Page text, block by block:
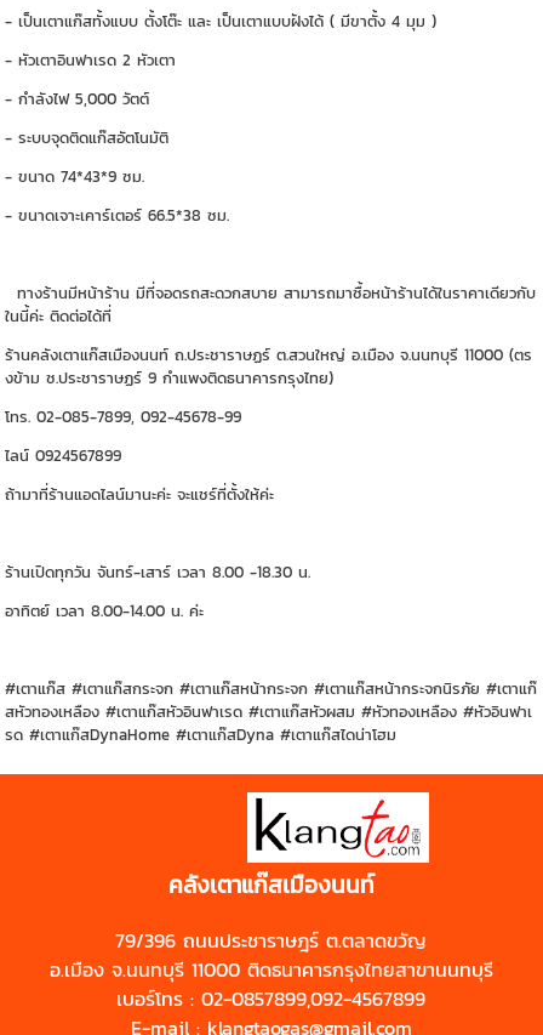
- เป็นเตาแก๊สทั้งแบบ ตั้งโต๊ะ และ เป็นเตาแบบฝังได้ ( มีขาตั้ง 4 มุม )
- หัวเตาอินฟาเรด 2 หัวเตา
- กำลังไฟ 5,000 วัตต์
- ระบบจุดติดแก๊สอัตโนมัติ
- ขนาด 74*43*9 ซม.
- ขนาดเจาะเคาร์เตอร์ 66.5*38 ซม.
ทางร้านมีหน้าร้าน มีที่จอดรถสะดวกสบาย สามารถมาซื้อหน้าร้านได้ในราคาเดียวกับ
ในนี้ค่ะ ติดต่อได้ที่
ร้านคลังเตาแก๊สเมืองนนท์ ถ.ประชาราษฏร์ ต.สวนใหญ่ อ.เมือง จ.นนทบุรี 11000 (ตร
งข้าม ซ.ประชาราษฏร์ 9 กำแพงติดธนาคารกรุงไทย)
โทร. 02-085-7899, 092-45678-99
ไลน์ 0924567899
ถ้ามาที่ร้านแอดไลน์มานะค่ะ จะแชร์ที่ตั้งให้ค่ะ
ร้านเปิดทุกวัน จันทร์-เสาร์ เวลา 8.00 -18.30 น.
อาทิตย์ เวลา 8.00-14.00 น. ค่ะ
#เตาแก๊ส #เตาแก๊สกระจก #เตาแก๊สหน้ากระจก #เตาแก๊สหน้ากระจกนิรภัย #เตาแก๊
สหัวทองเหลือง #เตาแก๊สหัวอินฟาเรด #เตาแก๊สหัวผสม #หัวทองเหลือง #หัวอินฟาเ
รด #เตาแก๊สDynaHome #เตาแก๊สDyna #เตาแก๊สไดน่าโฮม
คลังเตาแก๊สเมืองนนท์
79/396 ถนนประชาราษฎร์ ต.ตลาดขวัญ
อ.เมือง จ.นนทบุรี 11000 ติดธนาคารกรุงไทยสาขานนทบุรี
เบอร์โทร : 02-0857899,092-4567899
E-mail : klangtaogas@gmail.com